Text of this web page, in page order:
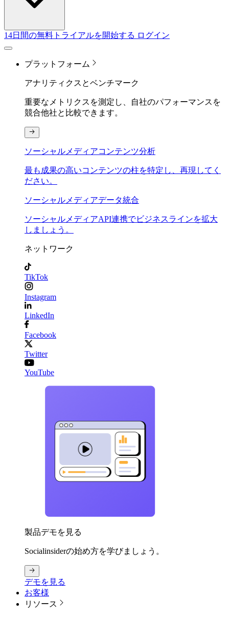
14日間の無料トライアルを開始する ログイン
プラットフォーム
アナリティクスとベンチマーク
重要なメトリクスを測定し、自社のパフォーマンスを
競合他社と比較できます。
ソーシャルメディアコンテンツ分析
最も成果の高いコンテンツの柱を特定し、再現してく
ださい。
ソーシャルメディアデータ統合
ソーシャルメディアAPI連携でビジネスラインを拡大
しましょう。
ネットワーク
TikTok
Instagram
LinkedIn
Facebook
Twitter
YouTube
製品デモを見る
Socialinsiderの始め方を学びましょう。
デモを見る
お客様
リソース